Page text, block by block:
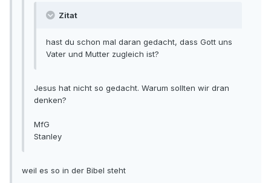
Zitat
hast du schon mal daran gedacht, dass Gott uns
Vater und Mutter zugleich ist?
Jesus hat nicht so gedacht. Warum sollten wir dran
denken?
MfG
Stanley
weil es so in der Bibel steht